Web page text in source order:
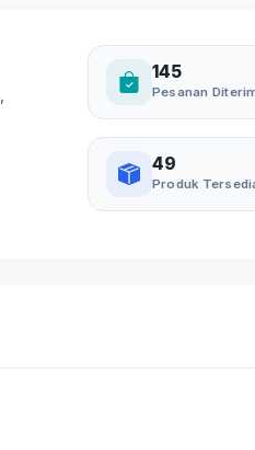
145
Pesanan
49
Produk